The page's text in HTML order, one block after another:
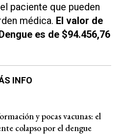
paciente que pueden
médica. El valor de
es de $94.456,76
INFO
y pocas vacunas: el
colapso por el dengue